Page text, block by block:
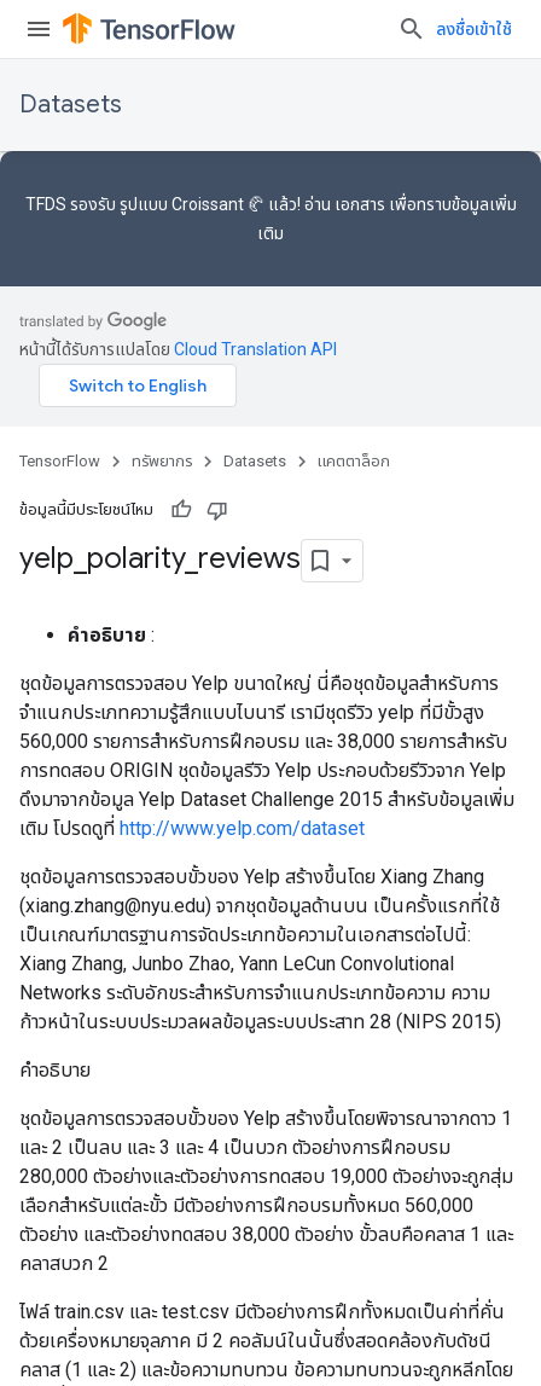
ลงชื่อเข้าใช้
Datasets
TFDS รองรับ รูปแบบ Croissant 🥐 แล้ว! อ่าน เอกสาร เพื่อทราบข้อมูลเพิ่ม
เติม
หน้านี้ได้รับการแปลโดย Cloud Translation API
TensorFlow ทรัพยากร Datasets แคตตาล็อก
ข้อมูลนี้มีประโยชน์ไหม
yelp polarity_ reviews
คำอธิบาย :
ชุดข้อมูลการตรวจสอบ Yelp ขนาดใหญ่ นี่คือชุดข้อมูลสำหรับการ
จำแนกประเภทความรู้สึกแบบไบนารี เรามีชุดรีวิว yelp ที่มีขั้วสูง
560,000 รายการสำหรับการฝึกอบรม และ 38,000 รายการสำหรับ
การทดสอบ ORIGIN ชุดข้อมูลรีวิว Yelp ประกอบด้วยรีวิวจาก Yelp
ดึงมาจากข้อมูล Yelp Dataset Challenge 2015 สำหรับข้อมูลเพิ่ม
เติม โปรดดูที่ http://www.yelp.com/dataset
ชุดข้อมูลการตรวจสอบขั้วของ Yelp สร้างขึ้นโดย Xiang Zhang
(xiang.zhang@nyu.edu) จากชุดข้อมูลด้านบน เป็นครั้งแรกที่ใช้
เป็นเกณฑ์มาตรฐานการจัดประเภทข้อความในเอกสารต่อไปนี้:
Xiang Zhang, Junbo Zhao, Yann LeCun Convolutional
Networks ระดับอักขระสำหรับการจำแนกประเภทข้อความ ความ
ก้าวหน้าในระบบประมวลผลข้อมูลระบบประสาท 28 (NIPS 2015)
คำอธิบาย
ชุดข้อมูลการตรวจสอบขั้วของ Yelp สร้างขึ้นโดยพิจารณาจากดาว 1
และ 2 เป็นลบ และ 3 และ 4 เป็นบวก ตัวอย่างการฝึกอบรม
280,000 ตัวอย่างและตัวอย่างการทดสอบ 19,000 ตัวอย่างจะถูกสุ่ม
เลือกสำหรับแต่ละขั้ว มีตัวอย่างการฝึกอบรมทั้งหมด 560,000
ตัวอย่าง และตัวอย่างทดสอบ 38,000 ตัวอย่าง ขั้วลบคือคลาส 1 และ
คลาสบวก 2
ไฟล์ train.csv และ test.csv มีตัวอย่างการฝึกทั้งหมดเป็นค่าที่คั่น
ด้วยเครื่องหมายจุลภาค มี 2 ​​คอลัมน์ในนั้นซึ่งสอดคล้องกับดัชนี
คลาส (1 และ 2) และข้อความทบทวน ข้อความทบทวนจะถูกหลีกโดย